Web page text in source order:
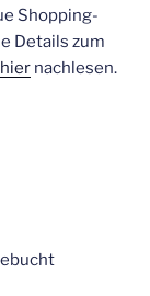
Shopping-
Details zum
hier nachlesen.